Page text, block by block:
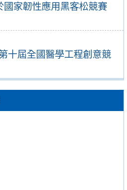
家韌性應用黑客松競賽
十屆全國醫學工程創意競